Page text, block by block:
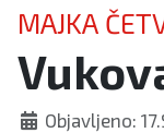
Kultura
Crna
kronika
MAJKA
Objavljeno: